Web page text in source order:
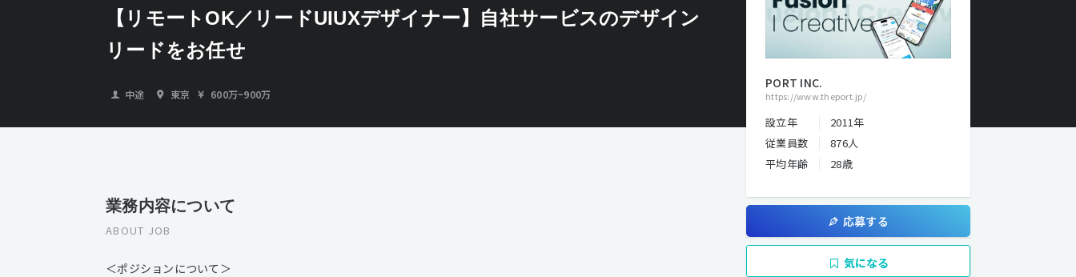
【リモートOK／リードUIUXデザイナー】自社サービスのデザイン
リードをお任せ
中途 東京 600万~900万
業務内容について
ABOUT JOB
＜ポジションについて＞
PORT INC.
https://www.theport.jp/
設立年
2011年
従業員数
876人
平均年齢
28歳
応募する
気になる